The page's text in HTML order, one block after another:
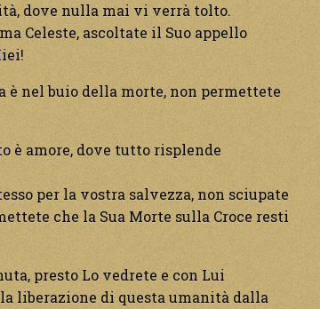
dove nulla mai vi verrà tolto.
Celeste, ascoltate il Suo appello
è nel buio della morte, non permettete
è amore, dove tutto risplende
per la vostra salvezza, non sciupate
che la Sua Morte sulla Croce resti
presto Lo vedrete e con Lui
liberazione di questa umanità dalla